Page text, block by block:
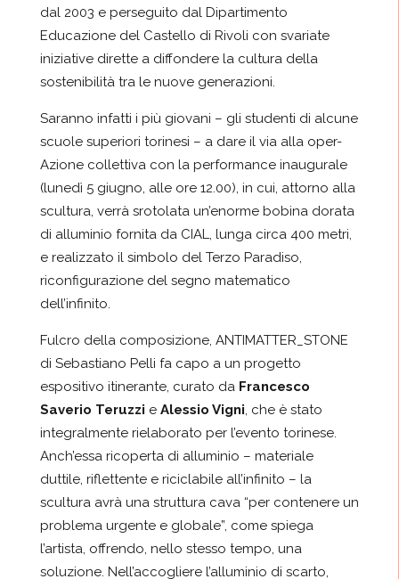
dal 2003 e perseguito dal Dipartimento
Educazione del Castello di Rivoli con svariate
iniziative dirette a diffondere la cultura della
sostenibilità tra le nuove generazioni.
Saranno infatti i più giovani – gli studenti di alcune
scuole superiori torinesi – a dare il via alla oper-
Azione collettiva con la performance inaugurale
(lunedì 5 giugno, alle ore 12.00), in cui, attorno alla
scultura, verrà srotolata un’enorme bobina dorata
di alluminio fornita da CIAL, lunga circa 400 metri,
e realizzato il simbolo del Terzo Paradiso,
riconfigurazione del segno matematico
dell’infinito.
Fulcro della composizione, ANTIMATTER_STONE
di Sebastiano Pelli fa capo a un progetto
espositivo itinerante, curato da Francesco
Saverio Teruzzi e Alessio Vigni, che è stato
integralmente rielaborato per l’evento torinese.
Anch’essa ricoperta di alluminio – materiale
duttile, riflettente e riciclabile all’infinito – la
scultura avrà una struttura cava “per contenere un
problema urgente e globale”, come spiega
l’artista, offrendo, nello stesso tempo, una
soluzione. Nell’accogliere l’alluminio di scarto,